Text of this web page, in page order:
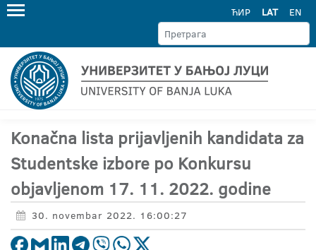
ЋИР LAT EN
Konačna lista prijavljenih kandidata za
Studentske izbore po Konkursu
objavljenom 17. 11. 2022. godine
30. novembar 2022. 16:00:27